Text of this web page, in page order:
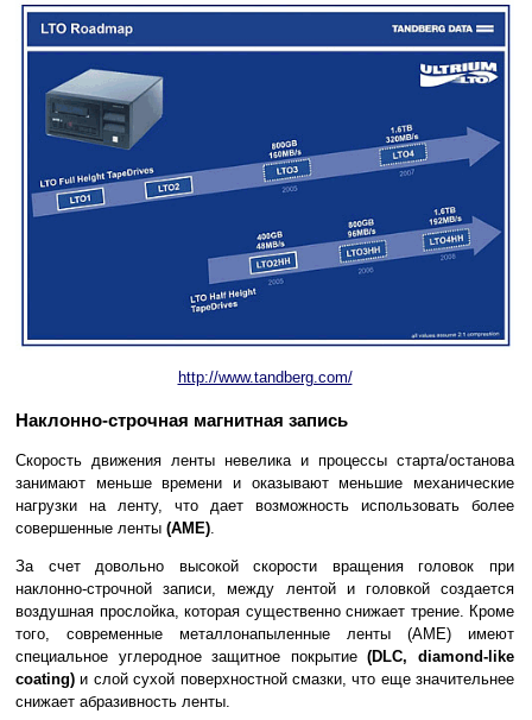
http://www.tandberg.com/
Наклонно-строчная магнитная запись
Скорость движения ленты невелика и процессы старта/останова
занимают меньше времени и оказывают меньшие механические
нагрузки на ленту, что дает возможность использовать более
совершенные ленты (AME).
За счет довольно высокой скорости вращения головок при
наклонно-строчной записи, между лентой и головкой создается
воздушная прослойка, которая существенно снижает трение. Кроме
того, современные металлонапыленные ленты (AME) имеют
специальное углеродное защитное покрытие(DLC, diamond-like
coating) и слой сухой поверхностной смазки, что еще значительнее
снижает абразивность ленты.